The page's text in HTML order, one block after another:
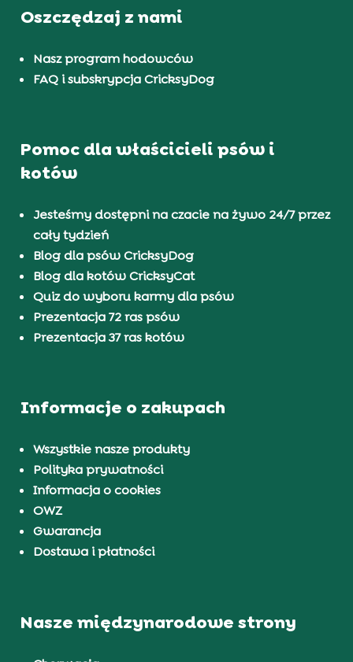
Oszczędzaj z nami
Nasz program hodowców
FAQ i subskrypcja CricksyDog
Pomoc dla właścicieli psów i
kotów
Jesteśmy dostępni na czacie na żywo 24/7 przez
cały tydzień
Blog dla psów CricksyDog
Blog dla kotów CricksyCat
Quiz do wyboru karmy dla psów
Prezentacja 72 ras psów
Prezentacja 37 ras kotów
Informacje o zakupach
Wszystkie nasze produkty
Polityka prywatności
Informacja o cookies
OWZ
Gwarancja
Dostawa i płatności
Nasze międzynarodowe strony